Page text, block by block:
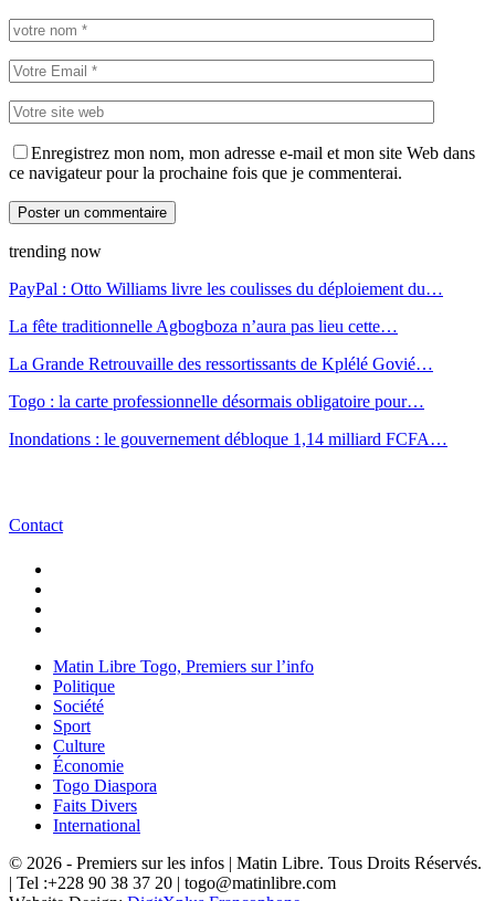
Enregistrez mon nom, mon adresse e-mail et mon site Web dans
ce navigateur pour la prochaine fois que je commenterai.
trending now
PayPal : Otto Williams livre les coulisses du déploiement du…
La fête traditionnelle Agbogboza n’aura pas lieu cette…
La Grande Retrouvaille des ressortissants de Kplélé Govié…
Togo : la carte professionnelle désormais obligatoire pour…
Inondations : le gouvernement débloque 1,14 milliard FCFA…
Contact
Matin Libre Togo, Premiers sur l’info
Politique
Société
Sport
Culture
Économie
Togo Diaspora
Faits Divers
International
© 2026 - Premiers sur les infos | Matin Libre. Tous Droits Réservés.
| Tel :+228 90 38 37 20 | togo@matinlibre.com